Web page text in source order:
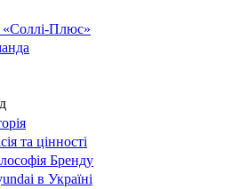
«Соллі-Плюс»
та цінності
Бренду
в Україні